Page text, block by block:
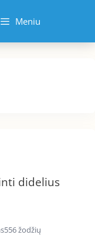
Meniu
didelius
556 žodžių